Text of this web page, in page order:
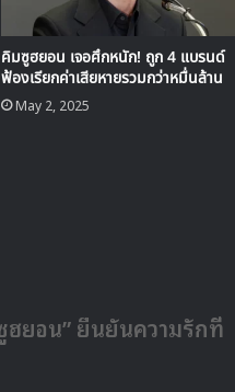
คิมซูฮยอน เจอศึกหนัก! ถูก 4 แบรนด์
ฟ้องเรียกค่าเสียหายรวมกว่าหมื่นล้าน
May 2, 2025